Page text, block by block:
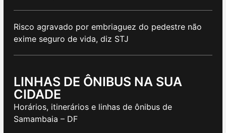
Risco agravado por embriaguez do pedestre não
exime seguro de vida, diz STJ
LINHAS DE ÔNIBUS NA SUA
CIDADE
Horários, itinerários e linhas de ônibus de
Samambaia – DF